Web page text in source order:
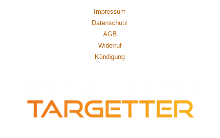
Impressum
Datenschutz
AGB
Widerruf
Kündigung